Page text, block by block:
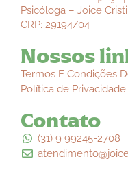
Psicóloga – Joice
CRP: 29194/04
Nossos
Termos E Condições
Política de Privacidade
Contato
(31) 9 99245-2708